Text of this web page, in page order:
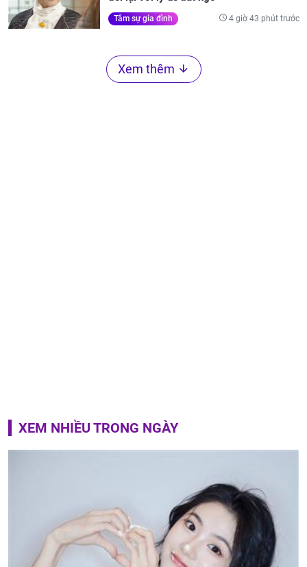
Tâm sự gia đình 4 giờ 43 phút trước
Xem thêm
XEM NHIỀU TRONG NGÀY